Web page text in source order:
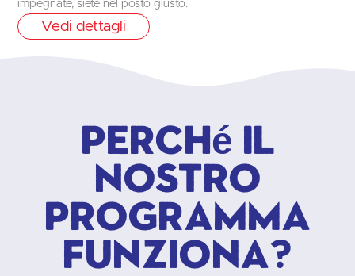
impegnate, siete nel posto giusto.
Vedi dettagli
Perché il
nostro
programma
funziona?